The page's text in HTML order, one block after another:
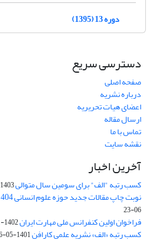
دوره 13 (1395)
دسترسی سریع
صفحه اصلی
درباره نشریه
اعضای هیات تحریریه
ارسال مقاله
تماس با ما
نقشه سایت
آخرین اخبار
کسب رتبه "الف" برای سومین سال متوالی1403-02-01
نوبت چاپ مقالات جدید حوزه علوم انسانی 1404و به بعد خواهد بود
06-23
فراخوان اولین کنفرانس ملی مهارت ایران1402-01-28
کسب رتبه «الف» نشریه علمی کارافن1401-05-06